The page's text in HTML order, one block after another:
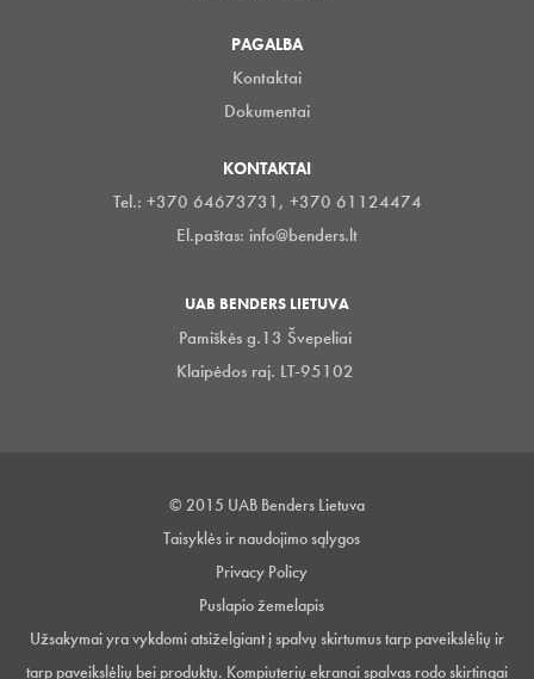
PAGALBA
Kontaktai
Dokumentai
KONTAKTAI
Tel.: +370 64673731, +370 61124474
El.paštas: info@benders.lt
UAB BENDERS LIETUVA
Pamiškės g.13 Švepeliai
Klaipėdos raj. LT-95102
© 2015 UAB Benders Lietuva
Taisyklės ir naudojimo sąlygos
Privacy Policy
Puslapio žemelapis
Užsakymai yra vykdomi atsiželgiant į spalvų skirtumus tarp paveikslėlių ir
tarp paveikslėlių bei produktų. Kompiuterių ekranai spalvas rodo skirtingai